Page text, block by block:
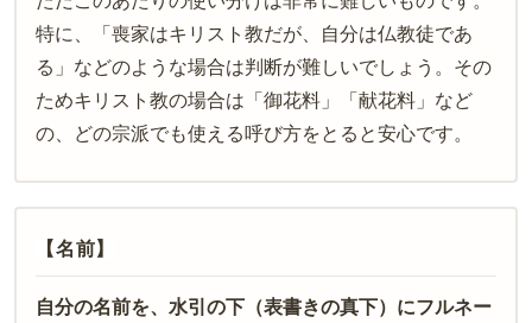
特に、「喪家はキリスト教だが、自分は仏教徒であ
る」などのような場合は判断が難しいでしょう。その
ためキリスト教の場合は「御花料」「献花料」など
の、どの宗派でも使える呼び方をとると安心です。
【名前】
自分の名前を、水引の下（表書きの真下）にフルネー